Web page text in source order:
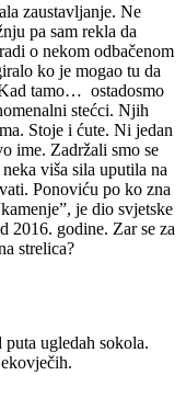
zaustavljanje. Ne
pa sam rekla da
o nekom odbačenom
ko je mogao tu da
tamo… ostadosmo
stećci. Njih
Stoje i ćute. Ni jedan
ime. Zadržali smo se
viša sila uputila na
Ponoviću po ko zna
je dio svjetske
2016. godine. Zar se za
strelica?
puta ugledah sokola.